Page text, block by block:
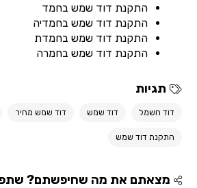
התקנת דוד שמש בחמד
התקנת דוד שמש בחמדיה
התקנת דוד שמש בחמדת
התקנת דוד שמש בחמרה
תגיות
דוד חשמל דוד שמש דוד שמש מחיר
התקנת דוד שמש
מצאתם את מה שחיפשתם?